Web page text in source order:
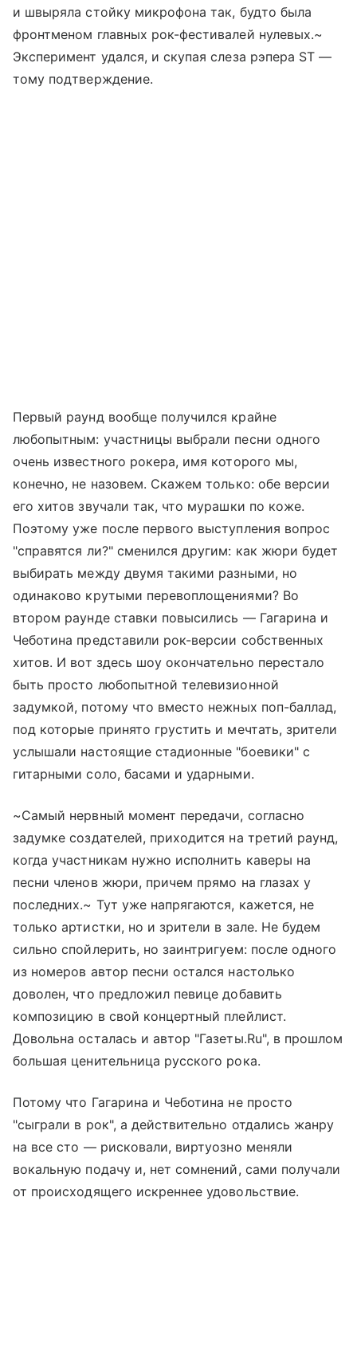
и швыряла стойку микрофона так, будто была
фронтменом главных рок-фестивалей нулевых.~
Эксперимент удался, и скупая слеза рэпера ST —
тому подтверждение.
Первый раунд вообще получился крайне
любопытным: участницы выбрали песни одного
очень известного рокера, имя которого мы,
конечно, не назовем. Скажем только: обе версии
его хитов звучали так, что мурашки по коже.
Поэтому уже после первого выступления вопрос
"справятся ли?" сменился другим: как жюри будет
выбирать между двумя такими разными, но
одинаково крутыми перевоплощениями? Во
втором раунде ставки повысились — Гагарина и
Чеботина представили рок-версии собственных
хитов. И вот здесь шоу окончательно перестало
быть просто любопытной телевизионной
задумкой, потому что вместо нежных поп-баллад,
под которые принято грустить и мечтать, зрители
услышали настоящие стадионные "боевики" с
гитарными соло, басами и ударными.
~Самый нервный момент передачи, согласно
задумке создателей, приходится на третий раунд,
когда участникам нужно исполнить каверы на
песни членов жюри, причем прямо на глазах у
последних.~ Тут уже напрягаются, кажется, не
только артистки, но и зрители в зале. Не будем
сильно спойлерить, но заинтригуем: после одного
из номеров автор песни остался настолько
доволен, что предложил певице добавить
композицию в свой концертный плейлист.
Довольна осталась и автор "Газеты.Ru", в прошлом
большая ценительница русского рока.
Потому что Гагарина и Чеботина не просто
"сыграли в рок", а действительно отдались жанру
на все сто — рисковали, виртуозно меняли
вокальную подачу и, нет сомнений, сами получали
от происходящего искреннее удовольствие.